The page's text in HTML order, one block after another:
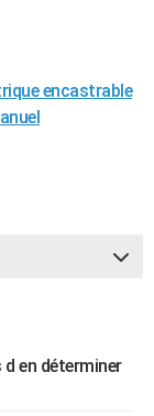
encastrable
en déterminer